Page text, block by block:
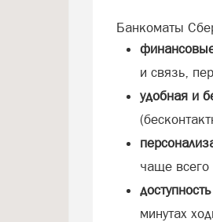
Банкоматы
и связь,
удобная и
чаще
доступность
минутах